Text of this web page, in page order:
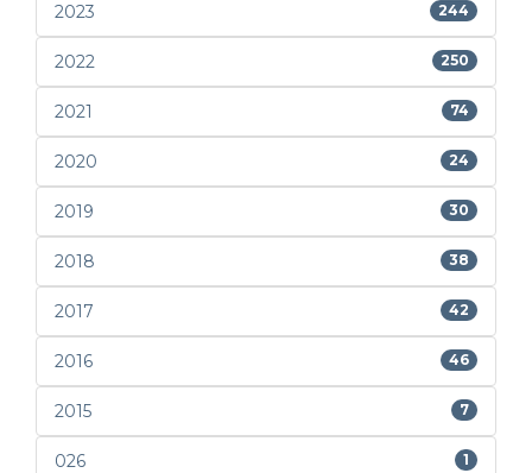
2023 244
2022 250
2021 74
2020 24
2019 30
2018 38
2017 42
2016 46
2015 7
026 1